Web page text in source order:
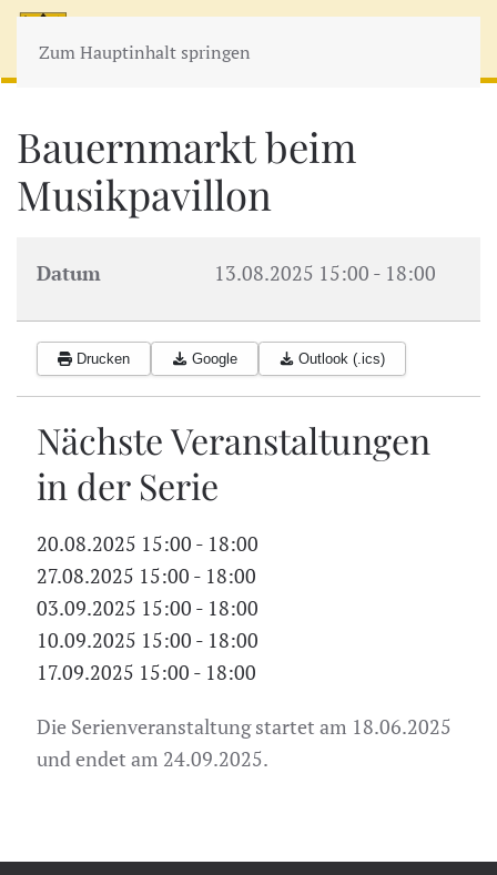
Zum Hauptinhalt springen
Bauernmarkt beim
Musikpavillon
Datum 13.08.2025 15:00 - 18:00
Drucken Google Outlook (.ics)
Nächste Veranstaltungen
in der Serie
20.08.2025 15:00 - 18:00
27.08.2025 15:00 - 18:00
03.09.2025 15:00 - 18:00
10.09.2025 15:00 - 18:00
17.09.2025 15:00 - 18:00
Die Serienveranstaltung startet am 18.06.2025
und endet am 24.09.2025.